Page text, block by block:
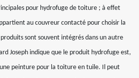
pour hydrofuge de toiture ; à effet
au couvreur contacté pour choisir la
sont souvent intégrés dans un autre
Joseph indique que le produit hydrofuge est,
peinture pour la toiture en tuile. Il peut